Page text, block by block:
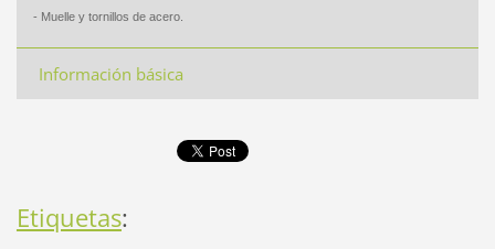
- Muelle y tornillos de acero.
Información básica
Etiquetas: